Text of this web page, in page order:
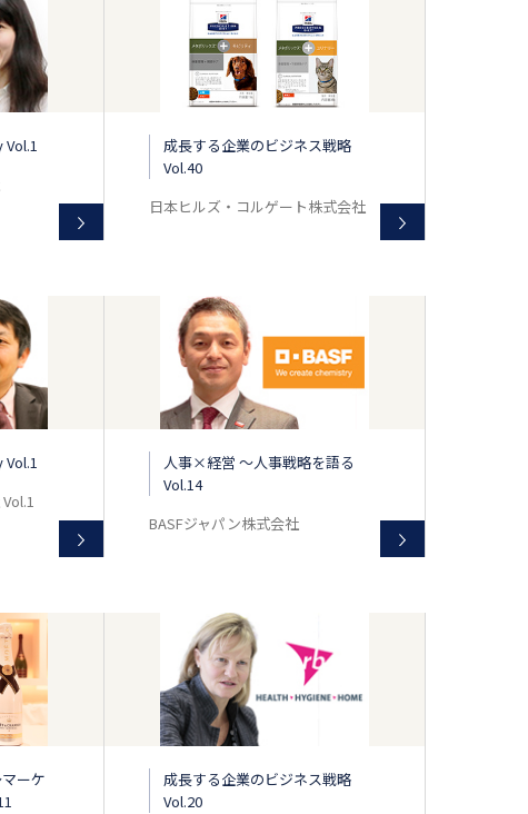
Vol.1
成長する企業のビジネス戦略
Vol.40
日本ヒルズ・コルゲート株式会社
Vol.1
人事×経営 〜人事戦略を語る
Vol.14
BASFジャパン株式会社
ーケ
成長する企業のビジネス戦略
Vol.20